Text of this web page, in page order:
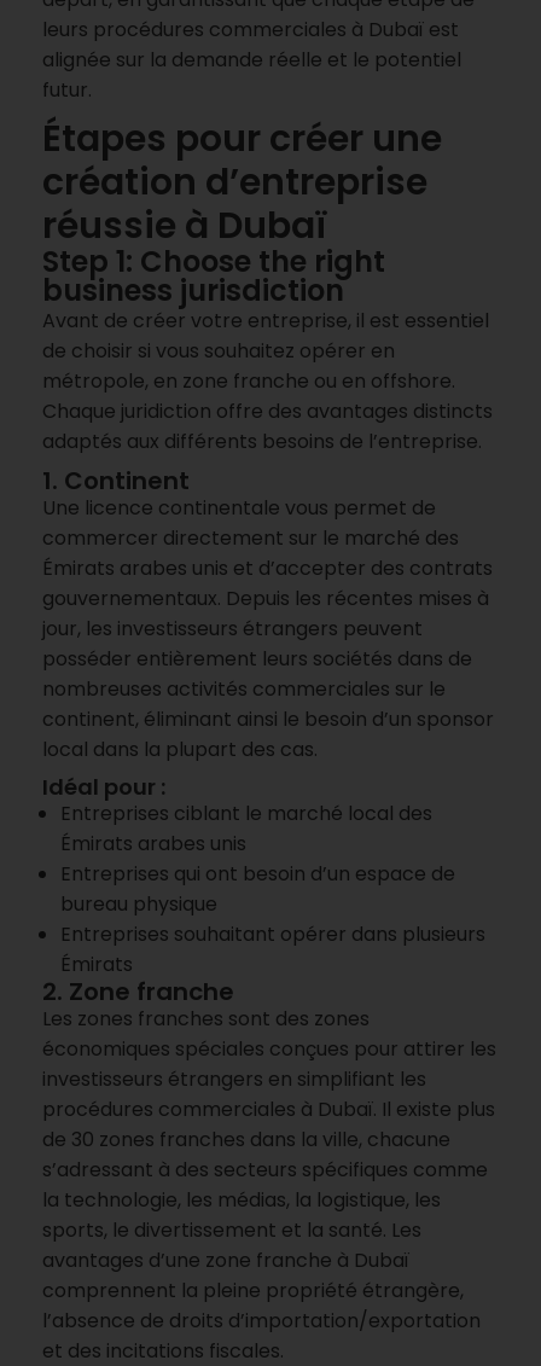
leurs procédures commerciales à Dubaï est
alignée sur la demande réelle et le potentiel
futur.
Étapes pour créer une
création d’entreprise
réussie à Dubaï
Step 1: Choose the right
business jurisdiction
Avant de créer votre entreprise, il est essentiel
de choisir si vous souhaitez opérer en
métropole, en zone franche ou en offshore.
Chaque juridiction offre des avantages distincts
adaptés aux différents besoins de l’entreprise.
1. Continent
Une licence continentale vous permet de
commercer directement sur le marché des
Émirats arabes unis et d’accepter des contrats
gouvernementaux. Depuis les récentes mises à
jour, les investisseurs étrangers peuvent
posséder entièrement leurs sociétés dans de
nombreuses activités commerciales sur le
continent, éliminant ainsi le besoin d’un sponsor
local dans la plupart des cas.
Idéal pour :
Entreprises ciblant le marché local des
Émirats arabes unis
Entreprises qui ont besoin d’un espace de
bureau physique
Entreprises souhaitant opérer dans plusieurs
Émirats
2. Zone franche
Les zones franches sont des zones
économiques spéciales conçues pour attirer les
investisseurs étrangers en simplifiant les
procédures commerciales à Dubaï. Il existe plus
de 30 zones franches dans la ville, chacune
s’adressant à des secteurs spécifiques comme
la technologie, les médias, la logistique, les
sports, le divertissement et la santé. Les
avantages d’une zone franche à Dubaï
comprennent la pleine propriété étrangère,
l’absence de droits d’importation/exportation
et des incitations fiscales.